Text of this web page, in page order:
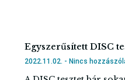
Egyszerűsített DISC
2022.11.02. Nincs